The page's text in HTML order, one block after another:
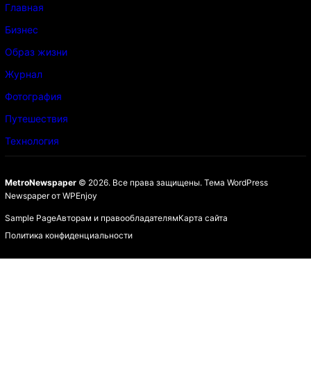
Главная
Бизнес
Образ жизни
Журнал
Фотография
Путешествия
Технология
MetroNewspaper© 2026. Все права защищены. Тема WordPress
Newspaperот WPEnjoy
Sample PageАвторам и правообладателямКарта сайта
Политика конфиденциальности